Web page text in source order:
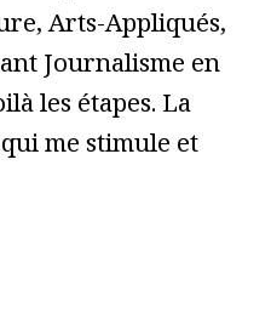
Arts-Appliqués,
Journalisme en
les étapes. La
me stimule et